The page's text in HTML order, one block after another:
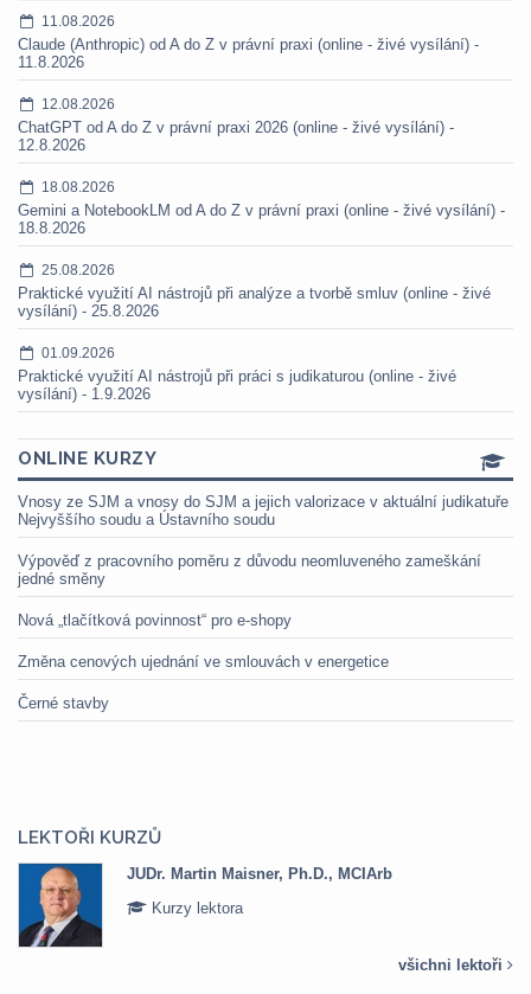
11.08.2026
Claude (Anthropic) od A do Z v právní praxi (online - živé vysílání) -
11.8.2026
12.08.2026
ChatGPT od A do Z v právní praxi 2026 (online - živé vysílání) -
12.8.2026
18.08.2026
Gemini a NotebookLM od A do Z v právní praxi (online - živé vysílání) -
18.8.2026
25.08.2026
Praktické využití AI nástrojů při analýze a tvorbě smluv (online - živé
vysílání) - 25.8.2026
01.09.2026
Praktické využití AI nástrojů při práci s judikaturou (online - živé
vysílání) - 1.9.2026
ONLINE KURZY
Vnosy ze SJM a vnosy do SJM a jejich valorizace v aktuální judikatuře
Nejvyššího soudu a Ústavního soudu
Výpověď z pracovního poměru z důvodu neomluveného zameškání
jedné směny
Nová „tlačítková povinnost“ pro e-shopy
Změna cenových ujednání ve smlouvách v energetice
Černé stavby
LEKTOŘI KURZŮ
JUDr. Martin Maisner, Ph.D., MCIArb
Kurzy lektora
všichni lektoři